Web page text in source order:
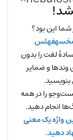
این بود؟
لغت را بدون
و ضمایر
را در همه
انجام دهید.
واژه یک معنی
دهید.